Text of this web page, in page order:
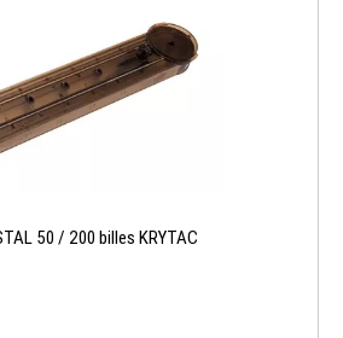
50 / 200 billes KRYTAC